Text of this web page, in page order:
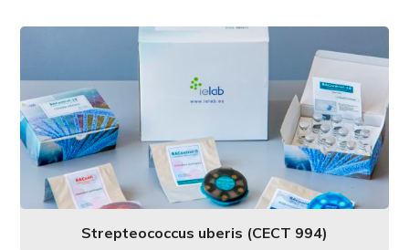
Strepteococcus uberis (CECT 994)